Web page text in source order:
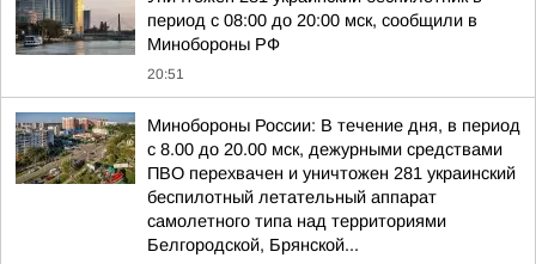
период с 08:00 до 20:00 мск, сообщили в
Минобороны РФ
20:51
Минобороны России: В течение дня, в период
с 8.00 до 20.00 мск, дежурными средствами
ПВО перехвачен и уничтожен 281 украинский
беспилотный летательный аппарат
самолетного типа над территориями
Белгородской, Брянской...